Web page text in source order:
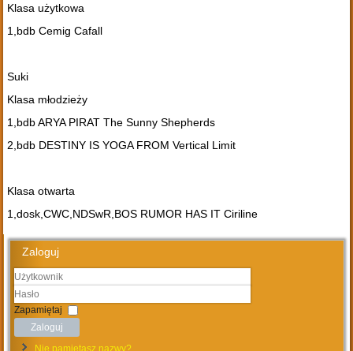
Klasa użytkowa
1,bdb Cemig Cafall
Suki
Klasa młodzieży
1,bdb ARYA PIRAT The Sunny Shepherds
2,bdb DESTINY IS YOGA FROM Vertical Limit
Klasa otwarta
1,dosk,CWC,NDSwR,BOS RUMOR HAS IT Ciriline
Zaloguj
Użytkownik
Hasło
Zapamiętaj
Zaloguj
Nie pamiętasz nazwy?